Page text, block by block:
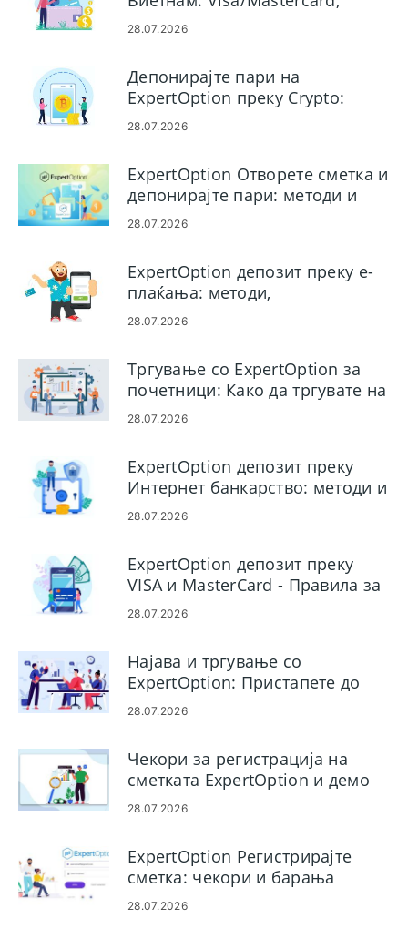
Интернет банкарство, е-
28.07.2026
Депонирајте пари на
ExpertOption преку Crypto:
методи и ограничувања
28.07.2026
ExpertOption Отворете сметка и
депонирајте пари: методи и
ограничувања
28.07.2026
ExpertOption депозит преку е-
плаќања: методи,
ограничувања и време на
28.07.2026
Тргување со ExpertOption за
почетници: Како да тргувате на
платформата
28.07.2026
ExpertOption депозит преку
Интернет банкарство: методи и
ограничувања
28.07.2026
ExpertOption депозит преку
VISA и MasterCard - Правила за
финансирање со картички
28.07.2026
Најава и тргување со
ExpertOption: Пристапете до
платформата за бинарни опции
28.07.2026
Чекори за регистрација на
сметката ExpertOption и демо
тргување
28.07.2026
ExpertOption Регистрирајте
сметка: чекори и барања
28.07.2026